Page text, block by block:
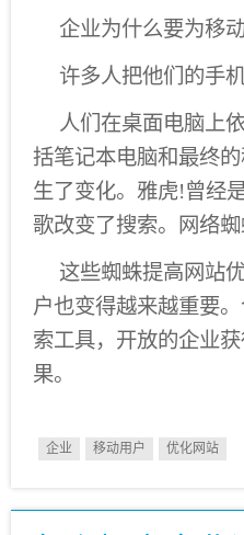
企业为什么要为移
许多人把他们的手
人们在桌面电脑上
括笔记本电脑和最终
生了变化。雅虎!曾经
歌改变了搜索。网络
这些蜘蛛提高网站
户也变得越来越重要
索工具，开放的企业
果。
企业 移动用户 优化网站